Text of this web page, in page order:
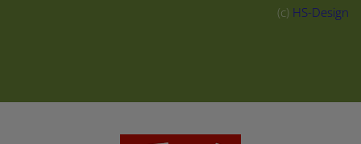
(c) HS-Design